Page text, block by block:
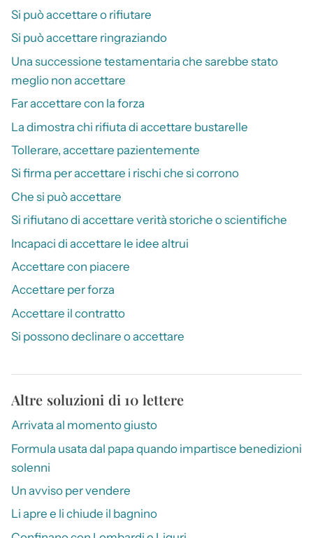
Si può accettare o rifiutare
Si può accettare ringraziando
Una successione testamentaria che sarebbe stato
meglio non accettare
Far accettare con la forza
La dimostra chi rifiuta di accettare bustarelle
Tollerare, accettare pazientemente
Si firma per accettare i rischi che si corrono
Che si può accettare
Si rifiutano di accettare verità storiche o scientifiche
Incapaci di accettare le idee altrui
Accettare con piacere
Accettare per forza
Accettare il contratto
Si possono declinare o accettare
Altre soluzioni di 10 lettere
Arrivata al momento giusto
Formula usata dal papa quando impartisce benedizioni
solenni
Un avviso per vendere
Li apre e li chiude il bagnino